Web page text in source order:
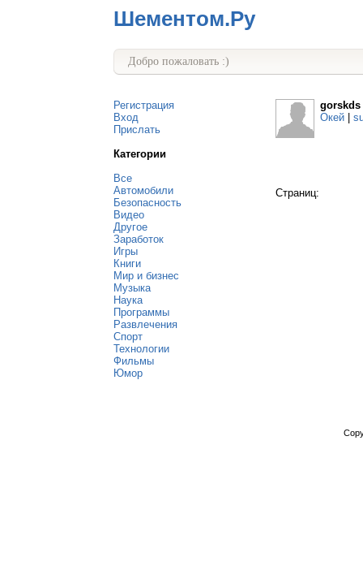
Шементом.Ру
Добро пожаловать :)
Регистрация
Вход
Прислать
Категории
Все
Автомобили
Безопасность
Видео
Другое
Заработок
Игры
Книги
Мир и бизнес
Музыка
Наука
Программы
Развлечения
Спорт
Технологии
Фильмы
Юмор
gorskds
Окей
Страниц: